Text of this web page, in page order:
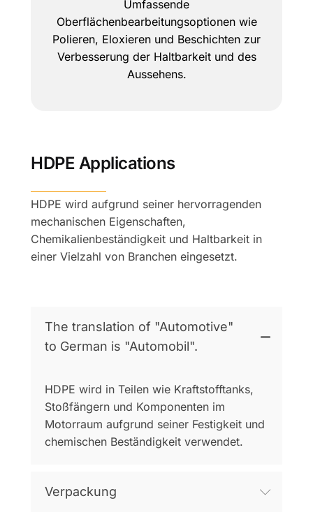
Umfassende
Oberflächenbearbeitungsoptionen wie
Polieren, Eloxieren und Beschichten zur
Verbesserung der Haltbarkeit und des
Aussehens.
HDPE Applications
HDPE wird aufgrund seiner hervorragenden
mechanischen Eigenschaften,
Chemikalienbeständigkeit und Haltbarkeit in
einer Vielzahl von Branchen eingesetzt.
The translation of "Automotive"
to German is "Automobil".
HDPE wird in Teilen wie Kraftstofftanks,
Stoßfängern und Komponenten im
Motorraum aufgrund seiner Festigkeit und
chemischen Beständigkeit verwendet.
Verpackung